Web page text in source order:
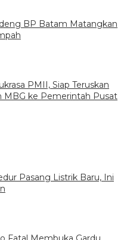
BP Batam Matangkan
PMII, Siap Teruskan
MBG ke Pemerintah Pusat
Pasang Listrik Baru, Ini